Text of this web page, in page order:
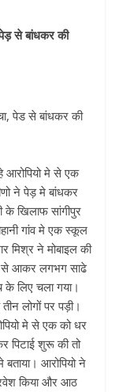
पेड़ से बांधकर की
पेड से बांधकर की
आरोपियो मे से एक
ने पेड़ मे बांधकर
के खिलाफ सांगीपुर
गांव मे एक स्कूल
मिश्र ने मोबाइल की
से आकर लगभग साढे
के लिए चला गया।
लोगों पर पड़ी।
मे से एक को धर
पिटाई शुरू की तो
आरोपियो ने
किया और आठ